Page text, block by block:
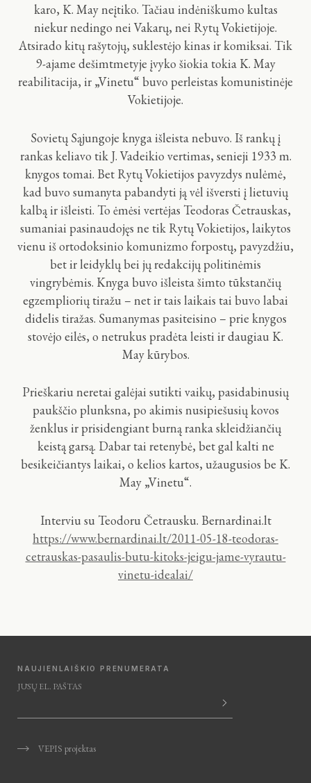
karo, K. May neįtiko. Tačiau indėniškumo kultas
niekur nedingo nei Vakarų, nei Rytų Vokietijoje.
Atsirado kitų rašytojų, suklestėjo kinas ir komiksai. Tik
9-ajame dešimtmetyje įvyko šiokia tokia K. May
reabilitacija, ir „Vinetu“ buvo perleistas komunistinėje
Vokietijoje.
Sovietų Sąjungoje knyga išleista nebuvo. Iš rankų į
rankas keliavo tik J. Vadeikio vertimas, senieji 1933 m.
knygos tomai. Bet Rytų Vokietijos pavyzdys nulėmė,
kad buvo sumanyta pabandyti ją vėl išversti į lietuvių
kalbą ir išleisti. To ėmėsi vertėjas Teodoras Četrauskas,
sumaniai pasinaudojęs ne tik Rytų Vokietijos, laikytos
vienu iš ortodoksinio komunizmo forpostų, pavyzdžiu,
bet ir leidyklų bei jų redakcijų politinėmis
vingrybėmis. Knyga buvo išleista šimto tūkstančių
egzempliorių tiražu – net ir tais laikais tai buvo labai
didelis tiražas. Sumanymas pasiteisino – prie knygos
stovėjo eilės, o netrukus pradėta leisti ir daugiau K.
May kūrybos.
Prieškariu neretai galėjai sutikti vaikų, pasidabinusių
paukščio plunksna, po akimis nusipiešusių kovos
ženklus ir prisidengiant burną ranka skleidžiančių
keistą garsą. Dabar tai retenybė, bet gal kalti ne
besikeičiantys laikai, o kelios kartos, užaugusios be K.
May „Vinetu“.
Interviu su Teodoru Četrausku. Bernardinai.lt
https://www.bernardinai.lt/2011-05-18-teodoras-
cetrauskas-pasaulis-butu-kitoks-jeigu-jame-vyrautu-
vinetu-idealai/
VEPIS projektas
NAUJIENLAIŠKIO PRENUMERATA
JŪSŲ EL. PAŠTAS